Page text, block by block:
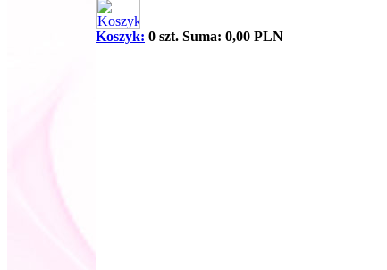
Koszyk: 0 szt. Suma: 0,00 PLN